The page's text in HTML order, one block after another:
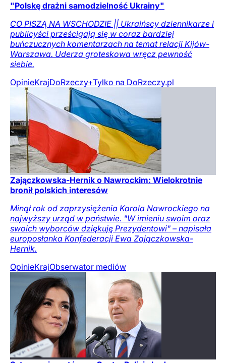
"Polskę drażni samodzielność Ukrainy"
CO PISZĄ NA WSCHODZIE || Ukraińscy dziennikarze i
publicyści prześcigają się w coraz bardziej
buńczucznych komentarzach na temat relacji Kijów-
Warszawa. Uderza groteskowa wręcz pewność
siebie.
OpinieKrajDoRzeczy+Tylko na DoRzeczy.pl
Zajączkowska-Hernik o Nawrockim: Wielokrotnie
bronił polskich interesów
Minął rok od zaprzysiężenia Karola Nawrockiego na
najwyższy urząd w państwie. "W imieniu swoim oraz
swoich wyborców dziękuję Prezydentowi" – napisała
europosłanka Konfederacji Ewa Zajączkowska-
Hernik.
OpinieKrajObserwator mediów